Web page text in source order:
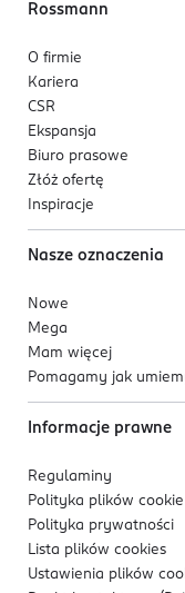
Rossmann
O firmie
Kariera
CSR
Ekspansja
Biuro prasowe
Złóż ofertę
Inspiracje
Nasze oznaczenia
Nowe
Mega
Mam więcej
Pomagamy jak
Informacje prawne
Regulaminy
Polityka plików cookie
Polityka prywatności
Lista plików cookies
Ustawienia plików